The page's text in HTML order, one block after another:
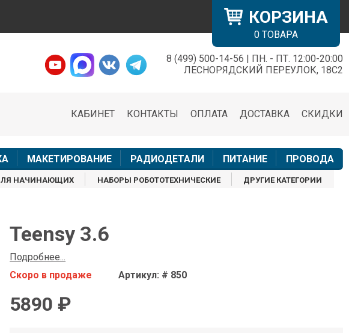
КОРЗИНА
0 ТОВАРА
8 (499) 500-14-56 | ПН. - ПТ. 12:00-20:00
ЛЕСНОРЯДСКИЙ ПЕРЕУЛОК, 18С2
СКИДКИ
ДОСТАВКА
ОПЛАТА
КОНТАКТЫ
КАБИНЕТ
МАКЕТИРОВАНИЕ РАДИОДЕТАЛИ ПИТАНИЕ ПРОВОДА
НАЧИНАЮЩИХ НАБОРЫ РОБОТОТЕХНИЧЕСКИЕ ДРУГИЕ КАТЕГОРИИ
Teensy 3.6
Подробнее...
Скоро в продаже
Артикул: # 850
5890 ₽
×
500-14-56